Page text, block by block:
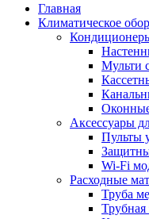
Главная
Климатическое
Мульти
Аксессуары
Пульты
Wi-Fi
Расходные
Труба
Трубная